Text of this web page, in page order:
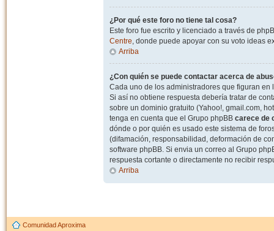
¿Por qué este foro no tiene tal cosa?
Este foro fue escrito y licenciado a través de
Centre, donde puede apoyar con su voto ideas
Arriba
¿Con quién se puede contactar acerca de
Cada uno de los administradores que figuran
Si así no obtiene respuesta debería tratar de
sobre un dominio gratuito (Yahoo!, gmail.com,
tenga en cuenta que el Grupo phpBB carece de
dónde o por quién es usado este sistema de
(difamación, responsabilidad, deformación de
software phpBB. Si envia un correo al Grupo
respuesta cortante o directamente no recibir
Arriba
Comunidad Aproxima